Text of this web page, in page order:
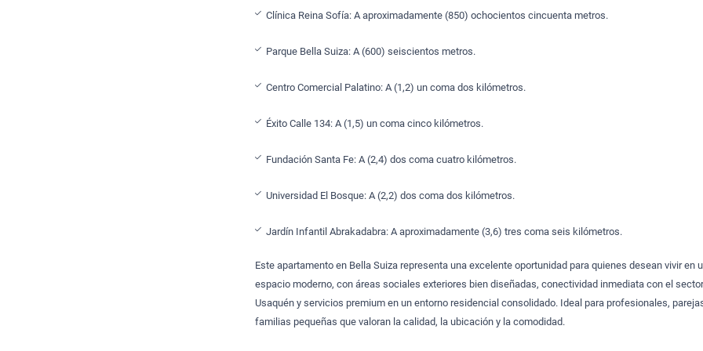
Clínica Reina Sofía: A aproximadamente (850) ochocientos cincuenta metros.
Parque Bella Suiza: A (600) seiscientos metros.
Centro Comercial Palatino: A (1,2) un coma dos kilómetros.
Éxito Calle 134: A (1,5) un coma cinco kilómetros.
Fundación Santa Fe: A (2,4) dos coma cuatro kilómetros.
Universidad El Bosque: A (2,2) dos coma dos kilómetros.
Jardín Infantil Abrakadabra: A aproximadamente (3,6) tres coma seis kilómetros.
Este apartamento en Bella Suiza representa una excelente oportunidad para quienes desean vivir en
espacio moderno, con áreas sociales exteriores bien diseñadas, conectividad inmediata con el
Usaquén y servicios premium en un entorno residencial consolidado. Ideal para profesionales,
familias pequeñas que valoran la calidad, la ubicación y la comodidad.